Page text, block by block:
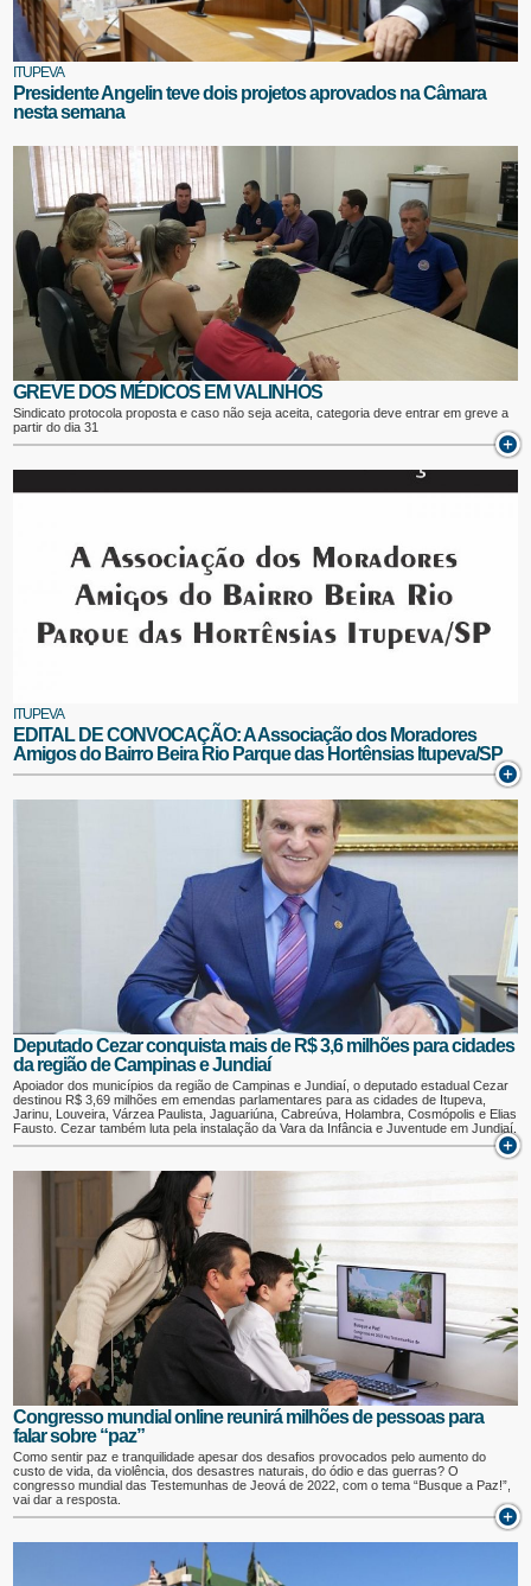
ITUPEVA
Presidente Angelin teve dois projetos aprovados na Câmara
nesta semana
GREVE DOS MÉDICOS EM VALINHOS
Sindicato protocola proposta e caso não seja aceita, categoria deve entrar em greve a
partir do dia 31
ITUPEVA
EDITAL DE CONVOCAÇÃO: A Associação dos Moradores
Amigos do Bairro Beira Rio Parque das Hortênsias Itupeva/SP
Deputado Cezar conquista mais de R$ 3,6 milhões para cidades
da região de Campinas e Jundiaí
Apoiador dos municípios da região de Campinas e Jundiaí, o deputado estadual Cezar
destinou R$ 3,69 milhões em emendas parlamentares para as cidades de Itupeva,
Jarinu, Louveira, Várzea Paulista, Jaguariúna, Cabreúva, Holambra, Cosmópolis e Elias
Fausto. Cezar também luta pela instalação da Vara da Infância e Juventude em Jundiaí.
Congresso mundial online reunirá milhões de pessoas para
falar sobre “paz”
Como sentir paz e tranquilidade apesar dos desafios provocados pelo aumento do
custo de vida, da violência, dos desastres naturais, do ódio e das guerras? O
congresso mundial das Testemunhas de Jeová de 2022, com o tema “Busque a Paz!”,
vai dar a resposta.